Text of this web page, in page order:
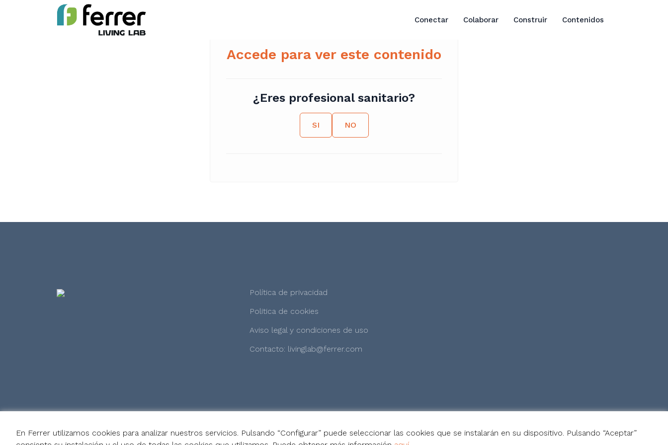
Conectar Colaborar Construir Contenidos
Accede para ver este contenido
¿Eres profesional sanitario?
SI NO
Política de privacidad
Politica de cookies
Aviso legal y condiciones de uso
Contacto: livinglab@ferrer.com
En Ferrer utilizamos cookies para analizar nuestros servicios. Pulsando “Configurar” puede seleccionar las cookies que se instalarán en su dispositivo. Pulsando “Aceptar”